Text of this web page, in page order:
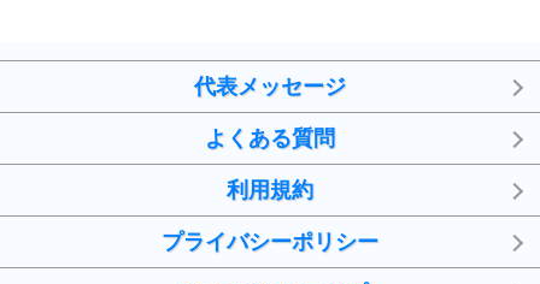
代表メッセージ
よくある質問
利用規約
プライバシーポリシー